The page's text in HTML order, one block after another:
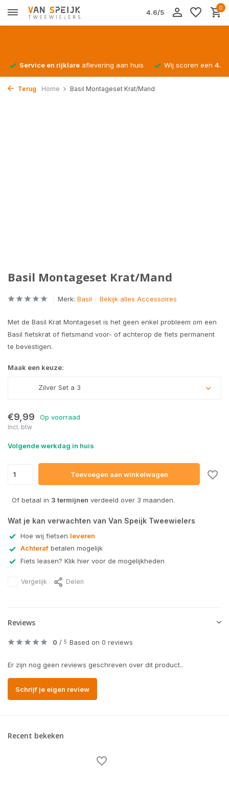
4.6/5
0
Service en rijklare aflevering aan huis Wij scoren een
Terug Home Basil Montageset Krat/Mand
Basil Montageset Krat/Mand
Merk: Basil Bekijk alles Accessoires
Met de Basil Krat Montageset is het geen enkel probleem om een
Basil fietskrat of fietsmand voor- of achterop de fiets permanent
te bevestigen.
Maak een keuze:
Zilver Set a 3
€9,99 Op voorraad
Incl. btw
Volgende werkdag in huis
Toevoegen aan winkelwagen
Of betaal in 3 termijnen verdeeld over 3 maanden.
Wat je kan verwachten van Van Speijk Tweewielers
Hoe wij fietsen leveren
Achteraf betalen mogelijk
Fiets leasen? Klik hier voor de mogelijkheden
Vergelijk Delen
Reviews
0 / 5 Based on 0 reviews
Er zijn nog geen reviews geschreven over dit product..
Schrijf je eigen review
Recent bekeken